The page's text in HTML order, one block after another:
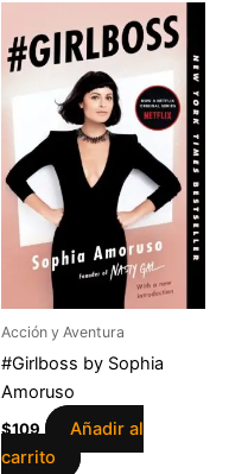
Acción y Aventura
#Girlboss by Sophia
Amoruso
$109
Añadir al
carrito